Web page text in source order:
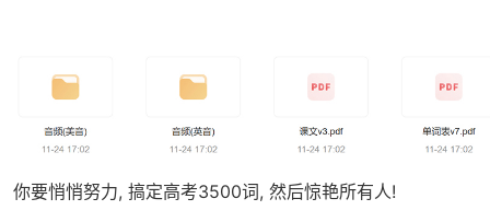
你要悄悄努力, 搞定高考3500词, 然后惊艳所有人!